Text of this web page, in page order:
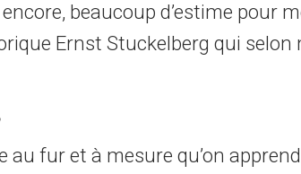
beaucoup d’estime pour
Ernst Stuckelberg qui selon
au fur et à mesure qu’on